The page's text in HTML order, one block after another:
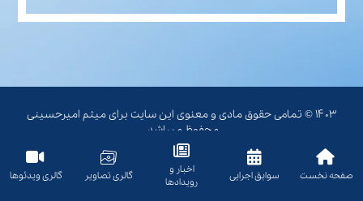
۱۴۰۳ © تمامی حقوق مادی و معنوی این سایت برای میثم امیرحسینی
محفوظ میباشد.
صفحه نخست سوابق اجرایی
اخبار و
رویدادها
گالری تصاویر گالری ویدئوها